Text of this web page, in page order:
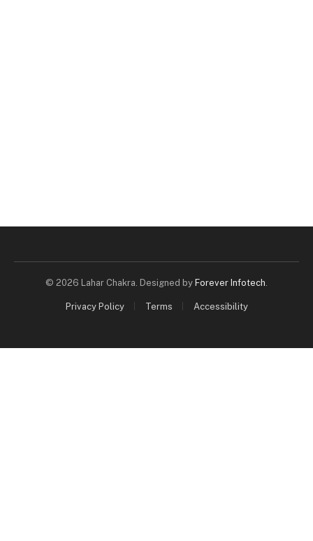
© 2026 Lahar Chakra. Designed by Forever Infotech
Privacy Policy Terms Accessibility